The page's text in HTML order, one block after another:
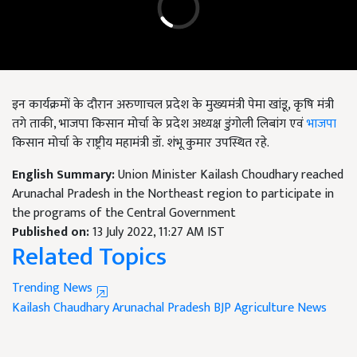
तगे ताकी, भाजपा किसान मोर्चा के प्रदेश अध्यक्ष डुंगोली लिबांग एवंभाजपा
किसान मोर्चा के राष्ट्रीय महामंत्री डॉ. शंभू कुमार उपस्थित रहे.
English Summary:
Union Minister Kailash Choudhary reached
Arunachal Pradesh in the Northeast region to participate in
the programs of the Central Government
Published on:13 July 2022, 11:27 AM IST
Related Topics
Trending News
Kailash Chaudhary